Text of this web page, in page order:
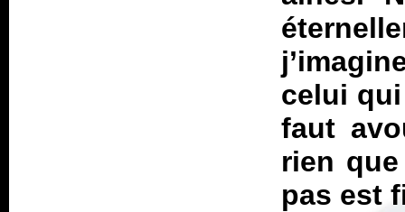
celui
faut
rien
pas est